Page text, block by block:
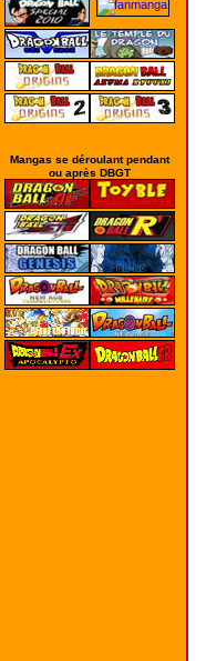
Mangas se déroulant pendant
ou après DBGT